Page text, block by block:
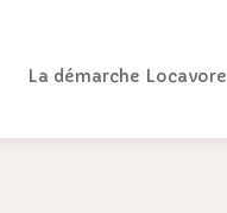
La démarche Locavore